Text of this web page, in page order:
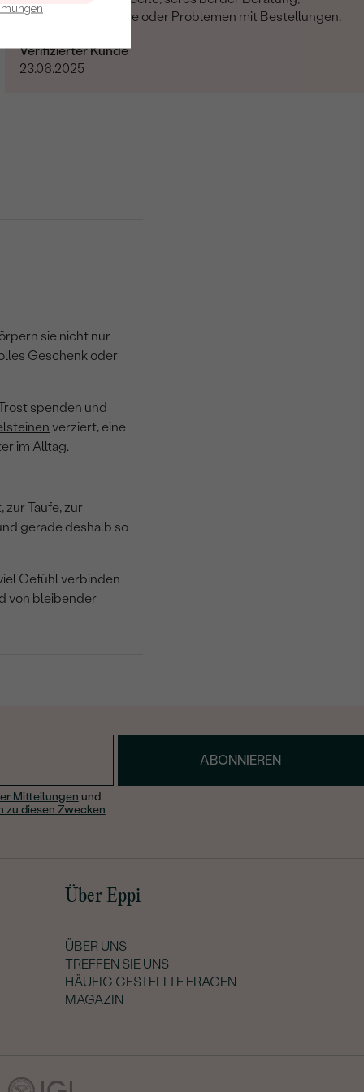
Änderungswünsche oder Problemen mit Bestellungen.
Verifizierter Kunde
23.06.2025
sie nicht nur
Geschenk oder
spenden und
verziert, eine
im Alltag.
zur Taufe, zur
gerade deshalb so
Gefühl verbinden
von bleibender
ABONNIEREN
Mitteilungen und
zu diesen Zwecken
Über Eppi
ÜBER UNS
TREFFEN SIE UNS
HÄUFIG GESTELLTE FRAGEN
MAGAZIN